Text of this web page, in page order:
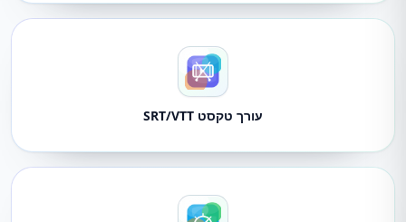
עורך טקסט SRT/VTT